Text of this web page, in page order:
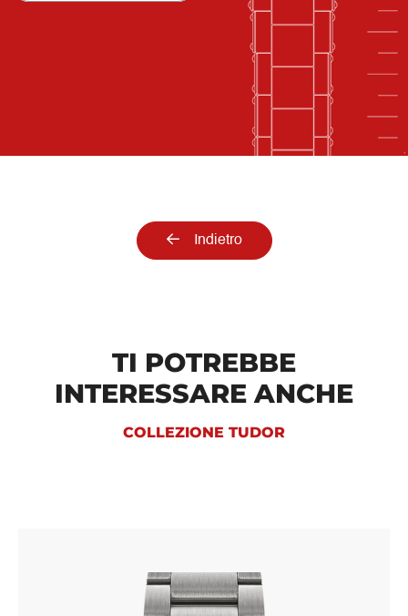
Indietro
TI POTREBBE
INTERESSARE ANCHE
COLLEZIONE TUDOR